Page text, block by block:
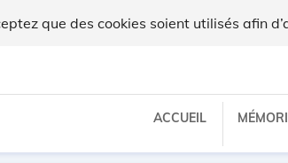
que des cookies soient utilisés afin
ACCUEIL